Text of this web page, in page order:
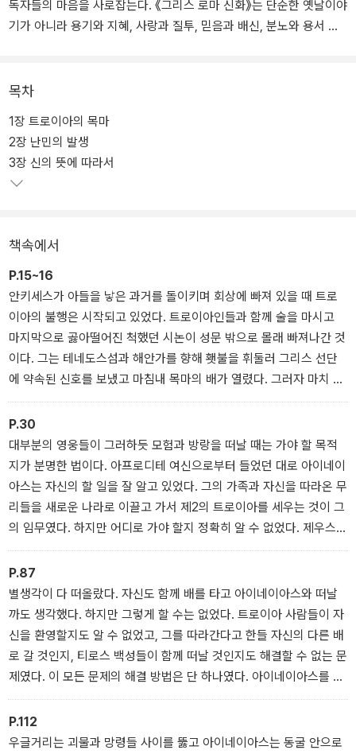
독자들의 마음을 사로잡는다. 《그리스 로마 신화》는 단순한 옛날이야
기가 아니라 용기와 지혜, 사랑과 질투, 믿음과 배신, 분노와 용서 등
기는 많은 이들의 상상력을 자극하여 문학, 예술, 철학 작품의 탄생에
이 지난 지금까지 이어지면서 수많은 미디어에서 확대 재생산되고 있
다.
《고정욱 그리스 로마 신화》는 다년간에 걸친 저자의 방대한 연구와
는 수많은 판본 비교 과정에서 발견한 다양한 관점의 해석을 추가하
여 책 읽기의 즐거움뿐만 아니라 지적 고양감까지 전해준다.
목차
1장 트로이아의 목마
2장 난민의 발생
3장 신의 뜻에 따라서
책속에서
P.15~16
안키세스가 아들을 낳은 과거를 돌이키며 회상에 빠져 있을 때 트로
이아의 불행은 시작되고 있었다. 트로이아인들과 함께 술을 마시고
마지막으로 곯아떨어진 척했던 시논이 성문 밖으로 몰래 빠져나간 것
이다. 그는 테네도스섬과 해안가를 향해 횃불을 휘둘러 그리스 선단
에 약속된 신호를 보냈고 마침내 목마의 배가 열렸다. 그러자 마치 굶
주린 늑대가 목동과 개가 잠든 틈을 타 울타리 속으로 숨어 들어가는
것처럼 그리스군은 트로이아의 거리로 스며들었다. 이윽고 술에 취해
곯아떨어진 트로이아인들에 대한 끔찍한 살육이 시작되었다.
1장: 트로이아의 목마
P.30
대부분의 영웅들이 그러하듯 모험과 방랑을 떠날 때는 가야 할 목적
지가 분명한 법이다. 아프로디테 여신으로부터 들었던 대로 아이네이
아스는 자신의 할 일을 잘 알고 있었다. 그의 가족과 자신을 따라온 무
리들을 새로운 나라로 이끌고 가서 제2의 트로이아를 세우는 것이 그
의 임무였다. 하지만 어디로 가야 할지 정확히 알 수 없었다. 제우스
신이 알려준 대로 그저 바다로 나아가는 길밖에 없었다.
3장: 신의 뜻에 따라서
P.87
별생각이 다 떠올랐다. 자신도 함께 배를 타고 아이네이아스와 떠날
까도 생각했다. 하지만 그렇게 할 수는 없었다. 트로이아 사람들이 자
신을 환영할지도 알 수 없었고, 그를 따라간다고 한들 자신의 다른 배
로 갈 것인지, 티로스 백성들이 함께 떠날 것인지도 해결할 수 없는 문
제였다. 이 모든 문제의 해결 방법은 단 하나였다. 아이네이아스를 죽
이거나 자신이 죽는 것이었다.
7장: 떠나가는 아이네이아스
P.112
우글거리는 괴물과 망령들 사이를 뚫고 아이네이아스는 동굴 안으로